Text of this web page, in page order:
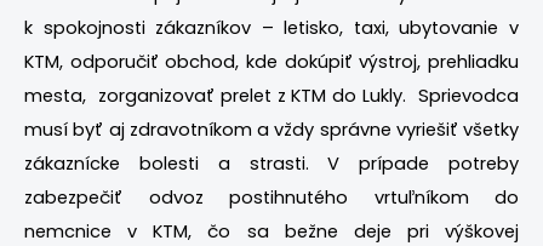
k spokojnosti zákazníkov – letisko, taxi, ubytovanie v
KTM, odporučiť obchod, kde dokúpiť výstroj, prehliadku
mesta, zorganizovať prelet z KTM do Lukly. Sprievodca
musí byť aj zdravotníkom a vždy správne vyriešiť všetky
zákaznícke bolesti a strasti. V prípade potreby
zabezpečiť odvoz postihnutého vrtuľníkom do
nemcnice v KTM, čo sa bežne deje pri výškovej